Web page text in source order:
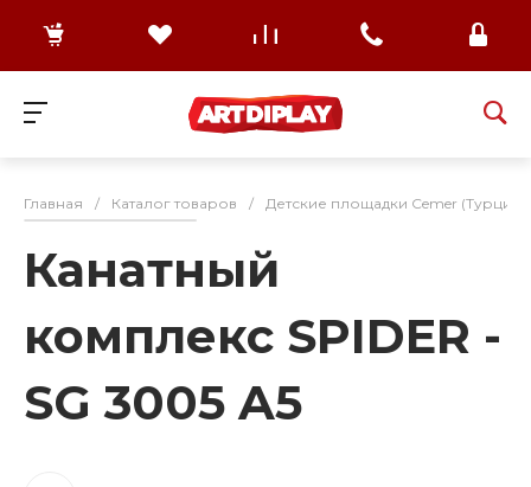
Главная / Каталог товаров / Детские площадки Cemer (Турция)
Канатный
комплекс SPIDER -
SG 3005 A5